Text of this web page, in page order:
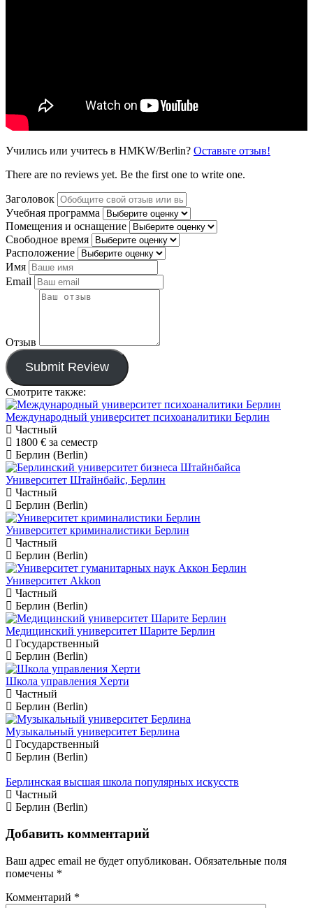
Учились или учитесь в HMKW/Berlin? Оставьте отзыв!
There are no reviews yet. Be the first one to write one.
Заголовок
Учебная программа
Помещения и оснащение
Свободное время
Расположение
Имя
Email
Отзыв
Submit Review
Смотрите также:
Международный университет психоаналитики Берлин
Частный
1800 € за семестр
Берлин (Berlin)
Университет Штайнбайс, Берлин
Частный
Берлин (Berlin)
Университет криминалистики Берлин
Частный
Берлин (Berlin)
Университет Akkon
Частный
Берлин (Berlin)
Медицинский университет Шарите Берлин
Государственный
Берлин (Berlin)
Школа управления Херти
Частный
Берлин (Berlin)
Музыкальный университет Берлина
Государственный
Берлин (Berlin)
Берлинская высшая школа популярных искусств
Частный
Берлин (Berlin)
Добавить комментарий
Ваш адрес email не будет опубликован. Обязательные поля
помечены *
Комментарий *